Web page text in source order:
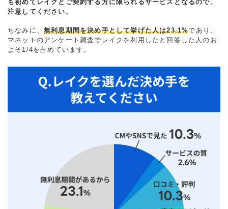
も初めてレイクとご契約する方に限られるサービスとなるので、
注意してください。
ちなみに、 無利息期間を決め手として挙げた人は23.1%であり、
マネットのアンケート調査でレイクを利用したと回答した人のお
よそ1/4を占めています。